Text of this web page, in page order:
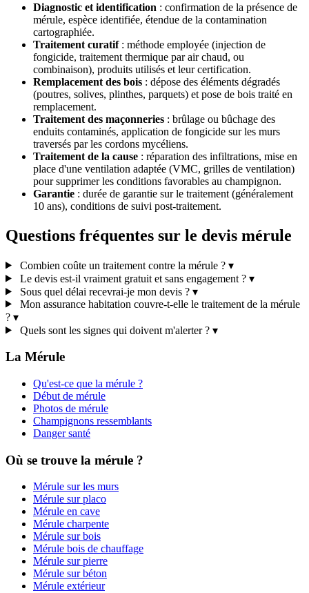
Diagnostic et identification : confirmation de la présence de
mérule, espèce identifiée, étendue de la contamination
cartographiée.
Traitement curatif: méthode employée (injection de
fongicide, traitement thermique par air chaud, ou
combinaison), produits utilisés et leur certification.
Remplacement des bois : dépose des éléments dégradés
(poutres, solives, plinthes, parquets) et pose de bois traité en
remplacement.
Traitement des maçonneries : brûlage ou bûchage des
enduits contaminés, application de fongicide sur les murs
traversés par les cordons mycéliens.
Traitement de la cause : réparation des infiltrations, mise en
place d'une ventilation adaptée (VMC, grilles de ventilation)
pour supprimer les conditions favorables au champignon.
Garantie : durée de garantie sur le traitement (généralement
10 ans), conditions de suivi post-traitement.
Questions fréquentes sur le devis mérule
Combien coûte un traitement contre la mérule ? ▾
Le devis est-il vraiment gratuit et sans engagement ? ▾
Sous quel délai recevrai-je mon devis ? ▾
Mon assurance habitation couvre-t-elle le traitement de la mérule
? ▾
Quels sont les signes qui doivent m'alerter ? ▾
La Mérule
Qu'est-ce que la mérule ?
Début de mérule
Photos de mérule
Champignons ressemblants
Danger santé
Où se trouve la mérule ?
Mérule sur les murs
Mérule sur placo
Mérule en cave
Mérule charpente
Mérule sur bois
Mérule bois de chauffage
Mérule sur pierre
Mérule sur béton
Mérule extérieur